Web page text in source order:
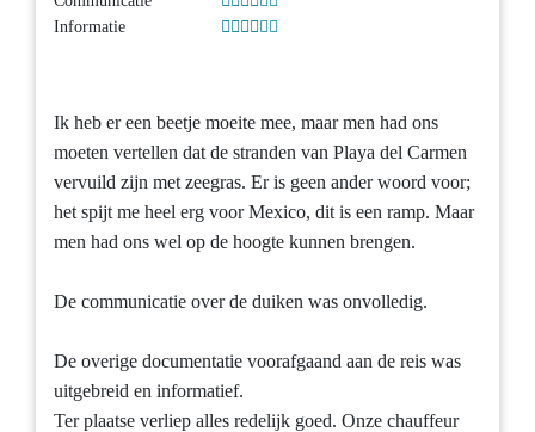
Informatie
Ik heb er een beetje moeite mee, maar men had ons
moeten vertellen dat de stranden van Playa del Carmen
vervuild zijn met zeegras. Er is geen ander woord voor;
het spijt me heel erg voor Mexico, dit is een ramp. Maar
men had ons wel op de hoogte kunnen brengen.
De communicatie over de duiken was onvolledig.
De overige documentatie voorafgaand aan de reis was
uitgebreid en informatief.
Ter plaatse verliep alles redelijk goed. Onze chauffeur